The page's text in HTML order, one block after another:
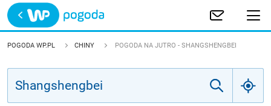
Trwa ładowanie
POLSKA
POGODA WP.PL CHINY POGODA NA JUTRO - SHANGSHENGBEI